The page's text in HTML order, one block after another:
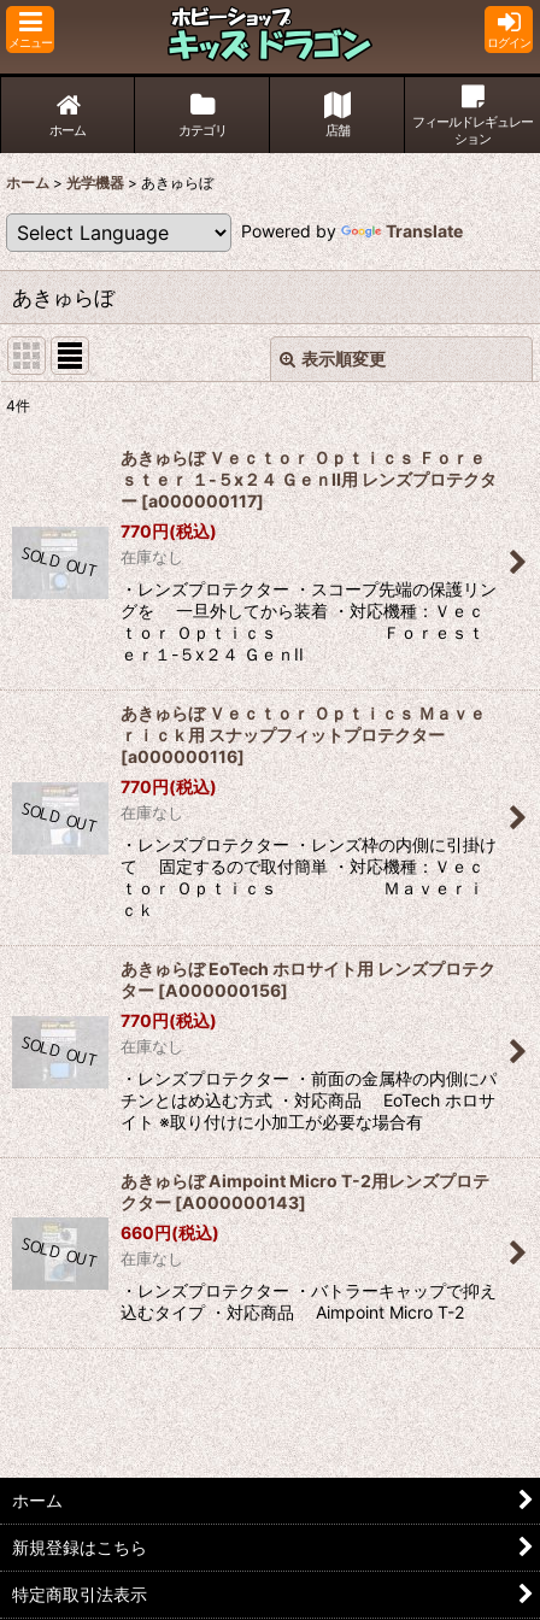
メニュー ログイン
ホーム カテゴリ 店舗
フィールドレギュレー
ション
ホーム > 光学機器 > あきゅらぼ
Powered by Translate
あきゅらぼ
表示順変更
表示数:
並び順:
絞り込む
閉じる
4件
あきゅらぼ Ｖｅｃｔｏｒ Ｏｐｔｉｃｓ Ｆｏｒｅ
ｓｔｅｒ １-５x２４ ＧｅｎII用 レンズプロテクタ
ー[a000000117]
770円(税込)
在庫なし
・レンズプロテクター ・スコープ先端の保護リン
グを 一旦外してから装着 ・対応機種：Ｖｅｃ
ｔｏｒ Ｏｐｔｉｃｓ Ｆｏｒｅｓｔ
ｅｒ１-５x２４ ＧｅｎII
あきゅらぼ Ｖｅｃｔｏｒ Ｏｐｔｉｃｓ Ｍａｖｅ
ｒｉｃｋ用 スナップフィットプロテクター
[a000000116]
770円(税込)
在庫なし
・レンズプロテクター ・レンズ枠の内側に引掛け
て 固定するので取付簡単 ・対応機種：Ｖｅｃ
ｔｏｒ Ｏｐｔｉｃｓ Ｍａｖｅｒｉ
ｃｋ
あきゅらぼ EoTech ホロサイト用 レンズプロテク
ター [A000000156]
770円(税込)
在庫なし
・レンズプロテクター ・前面の金属枠の内側にパ
チンとはめ込む方式 ・対応商品 EoTech ホロサ
イト ※取り付けに小加工が必要な場合有
あきゅらぼ Aimpoint Micro T-2用レンズプロテ
クター[A000000143]
660円(税込)
在庫なし
・レンズプロテクター ・バトラーキャップで抑え
込むタイプ ・対応商品 Aimpoint Micro T-2
ホーム
新規登録はこちら
特定商取引法表示